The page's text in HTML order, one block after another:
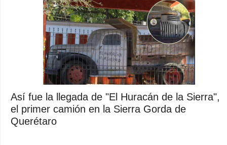
Así fue la llegada de "El Huracán de la Sierra",
el primer camión en la Sierra Gorda de
Querétaro